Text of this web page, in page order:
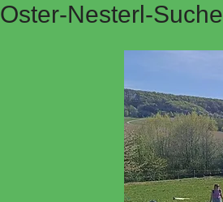
Oster-Nesterl-Suche